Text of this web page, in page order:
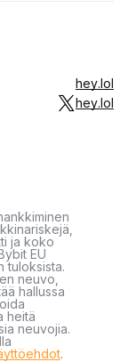
hey.lol
hey.lol
ja koko
EU
tuloksista.
neuvo,
hallussa
heitä
neuvojia.
.